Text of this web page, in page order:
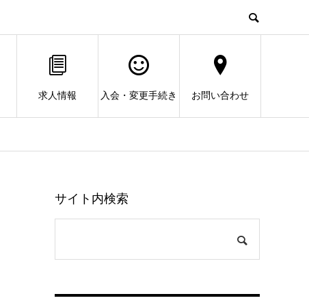
求人情報 入会・変更手続き お問い合わせ
サイト内検索